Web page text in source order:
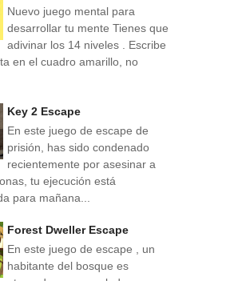
Nuevo juego mental para
desarrollar tu mente Tienes que
adivinar los 14 niveles . Escribe
en el cuadro amarillo, no
Key 2 Escape
En este juego de escape de
prisión, has sido condenado
recientemente por asesinar a
tu ejecución está
para mañana...
Forest Dweller Escape
En este juego de escape , un
habitante del bosque es